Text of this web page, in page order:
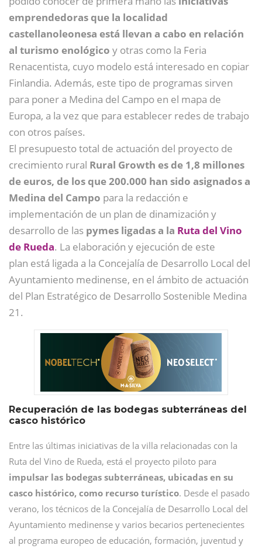
emprendedoras que la localidad
castellanoleonesa está llevan a cabo en relación
al turismo enológico y otras como la Feria
Renacentista, cuyo modelo está interesado en copiar
Finlandia. Además, este tipo de programas sirven
para poner a Medina del Campo en el mapa de
Europa, a la vez que para establecer redes de trabajo
con otros países.
El presupuesto total de actuación del proyecto de
crecimiento rural Rural Growth es de 1,8 millones
de euros, de los que 200.000 han sido asignados a
Medina del Campo para la redacción e
implementación de un plan de dinamización y
desarrollo de las pymes ligadas a la Ruta del Vino
de Rueda. La elaboración y ejecución de este
plan está ligada a la Concejalía de Desarrollo Local del
Ayuntamiento medinense, en el ámbito de actuación
del Plan Estratégico de Desarrollo Sostenible Medina
21.
Recuperación de las bodegas subterráneas del
casco histórico
Entre las últimas iniciativas de la villa relacionadas con la
Ruta del Vino de Rueda, está el proyecto piloto para
impulsar las bodegas subterráneas, ubicadas en su
casco histórico, como recurso turístico. Desde el pasado
verano, los técnicos de la Concejalía de Desarrollo Local del
Ayuntamiento medinense y varios becarios pertenecientes
al programa europeo de educación, formación, juventud y